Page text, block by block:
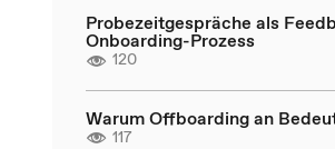
Probezeitgespräche als
Onboarding-Prozess
120
Warum Offboarding an
117